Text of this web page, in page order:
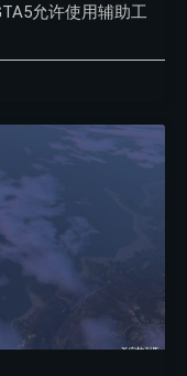
允许使用辅助工